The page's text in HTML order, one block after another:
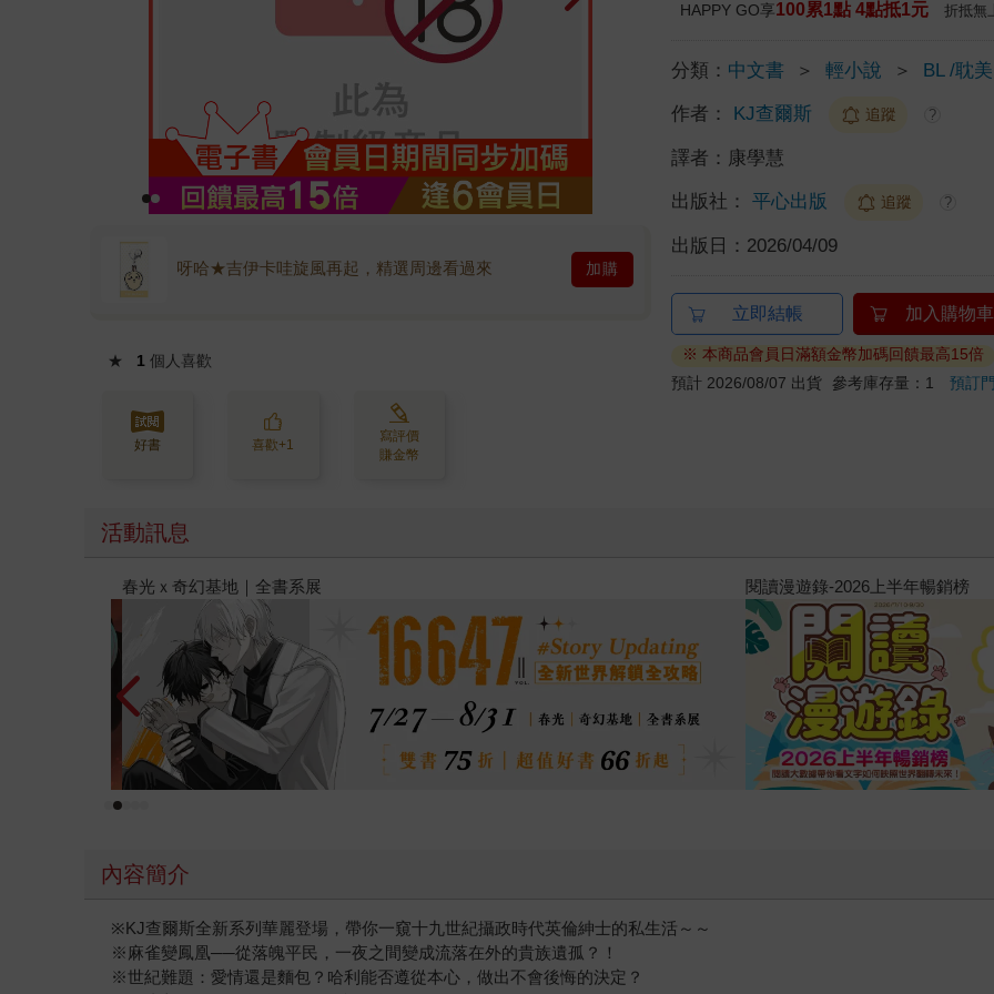
呀哈★吉伊卡哇旋風再起，精選周邊看過來 加購
★ 1 個人喜歡
好書 喜歡+1
寫評價
賺金幣
HAPPY GO享100累1點 4點抵1元 折抵無
分類： 中文書 ＞ 輕小說 ＞ BL /耽美
作者： KJ查爾斯 追蹤 ?
譯者： 康學慧
出版社： 平心出版 追蹤 ?
出版日： 2026/04/09
立即結帳 加入購物車
※ 本商品會員日滿額金幣加碼回饋最高15倍
預計 2026/08/07 出貨 參考庫存量：1預訂
活動訊息
2026金石堂暑假漫博〈你好，我吃一點〉第二波
原本只是跟全校第一美少女商量
的存在（１）
內容簡介
※KJ查爾斯全新系列華麗登場，帶你一窺十九世紀攝政時代英倫紳士的私生活～～
※麻雀變鳳凰──從落魄平民，一夜之間變成流落在外的貴族遺孤？！
※世紀難題：愛情還是麵包？哈利能否遵從本心，做出不會後悔的決定？